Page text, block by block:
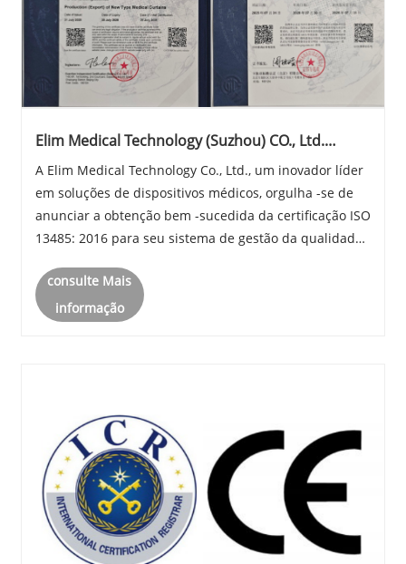
Elim Medical Technology (Suzhou) CO., Ltd.
A Elim Medical Technology Co., Ltd., um inovador líder
em soluções de dispositivos médicos, orgulha -se de
anunciar a obtenção bem -sucedida da certificação ISO
13485: 2016 para seu sistema de gestão da qualidade
pela Cadia Standard Certification (Pe......
consulte Mais
informação